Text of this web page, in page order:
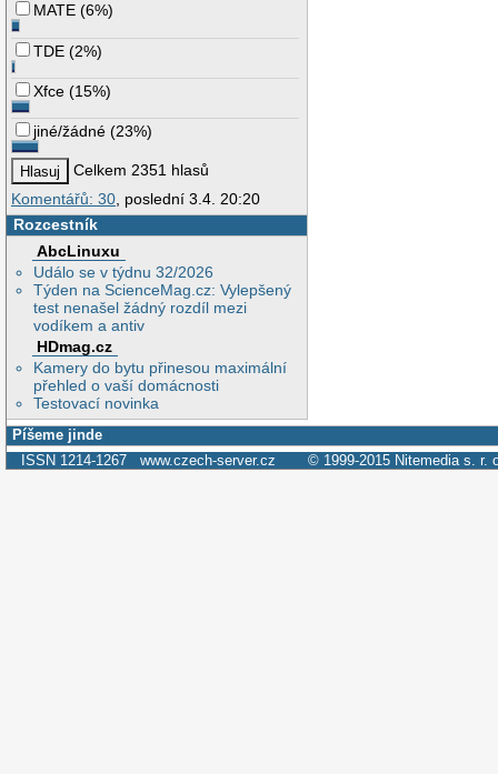
MATE (6%)
TDE (2%)
Xfce (15%)
jiné/žádné (23%)
Celkem 2351 hlasů
Komentářů: 30 , poslední 3.4. 20:20
Rozcestník
AbcLinuxu
Událo se v týdnu 32/2026
Týden na ScienceMag.cz: Vylepšený
test nenašel žádný rozdíl mezi
vodíkem a antiv
HDmag.cz
Kamery do bytu přinesou maximální
přehled o vaší domácnosti
Testovací novinka
Píšeme jinde
ISSN 1214-1267 www.czech-server.cz © 1999-2015 Nitemedia s. r.